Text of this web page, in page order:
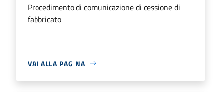
Procedimento di comunicazione di cessione di
fabbricato
VAI ALLA PAGINA